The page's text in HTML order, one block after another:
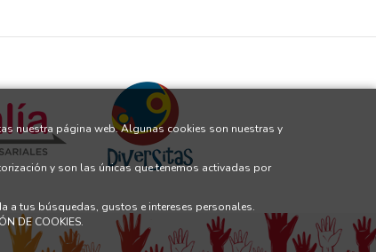
nuestra página web. Algunas cookies son nuestras y
y son las únicas que tenemos activadas por
a tus búsquedas, gustos e intereses personales.
DE COOKIES.